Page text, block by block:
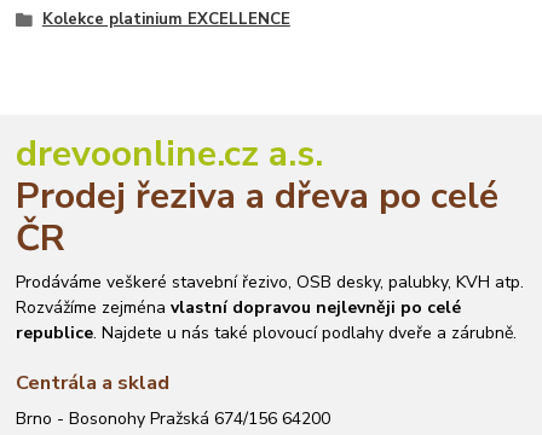
Kolekce platinium EXCELLENCE
drevoonline.cz a.s.
Prodej řeziva a dřeva po celé
ČR
Prodáváme veškeré stavební řezivo, OSB desky, palubky, KVH atp.
Rozvážíme zejménavlastní dopravou nejlevněji po celé
republice. Najdete u nás také plovoucí podlahy dveře a zárubně.
Centrála a sklad
Brno - Bosonohy Pražská 674/156 64200